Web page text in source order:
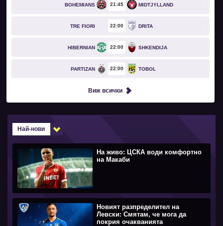
BOHEMIANS 21 45 MIDTJYLLAND
TRE FIORI 22 00 DRITA
HIBERNIAN 22 00 SHKENDIJA
PARTIZAN 22 00 TOBOL
Виж всички
Най-нови
На живо: ЦСКА води комфортно
на Макаби
Новият разпределител на
Левски: Смятам, че мога да
покрия очакванията